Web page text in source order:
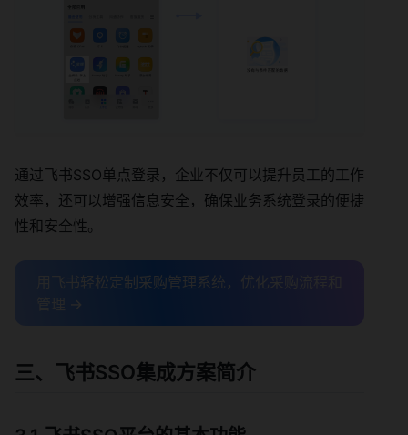
通过飞书SSO单点登录，企业不仅可以提升员工的工作
效率，还可以增强信息安全，确保业务系统登录的便捷
性和安全性。
用飞书轻松定制采购管理系统，优化采购流程和
管理 →
三、飞书SSO集成方案简介